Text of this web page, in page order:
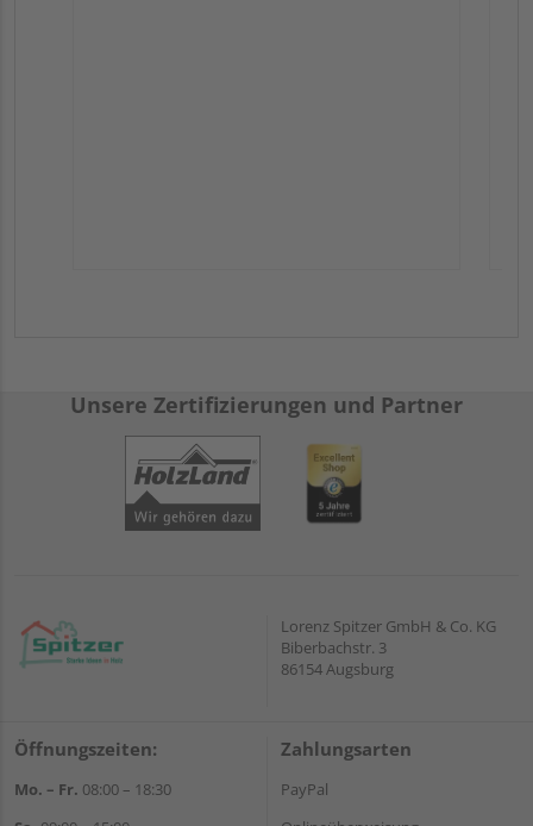
Unsere Zertifizierungen und Partner
Lorenz Spitzer GmbH & Co. KG
Biberbachstr. 3
86154 Augsburg
Öffnungszeiten:
Mo. – Fr. 08:00 – 18:30
Zahlungsarten
PayPal